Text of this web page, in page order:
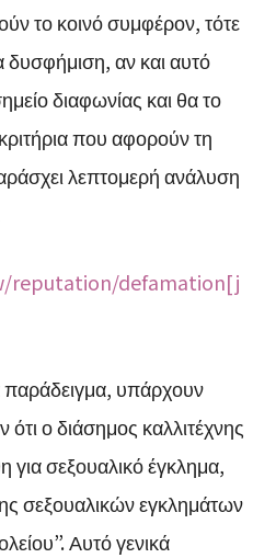
το κοινό συμφέρον, τότε
δυσφήμιση, αν και αυτό
διαφωνίας και θα το
που αφορούν τη
λεπτομερή ανάλυση
reputation/defamation[j
υπάρχουν
ο διάσημος καλλιτέχνης
σεξουαλικό έγκλημα,
σεξουαλικών εγκλημάτων
Αυτό γενικά